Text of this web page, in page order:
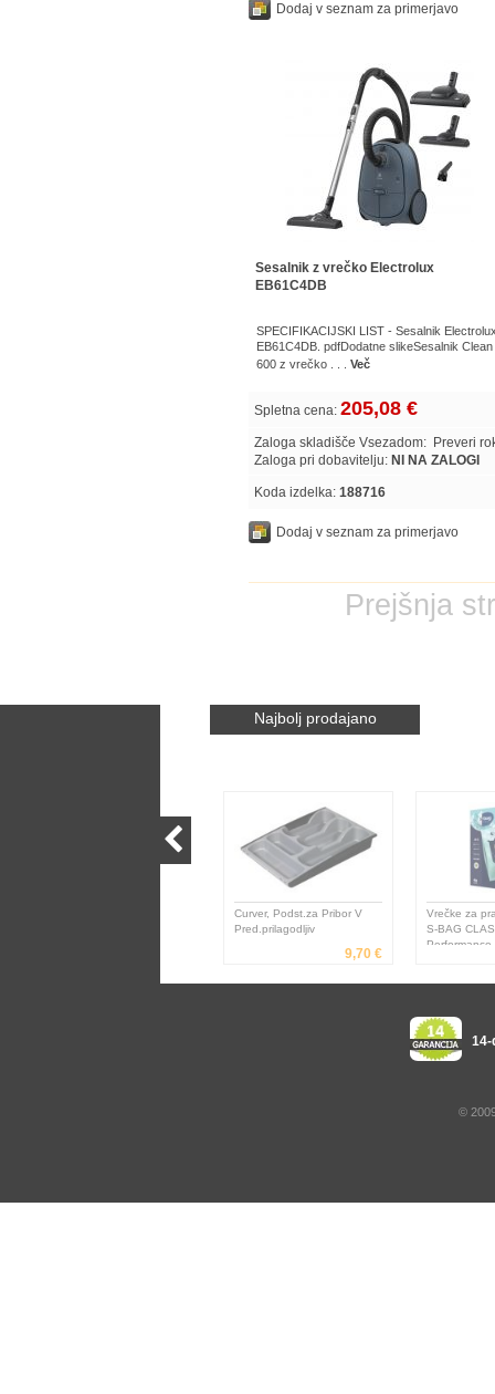
Dodaj v seznam za primerjavo
Sesalnik z vrečko Electrolux
EB61C4DB
SPECIFIKACIJSKI LIST - Sesalnik
EB61C4DB. pdfDodatne slikeSesalnik Clean
600 z vrečko . . . Več
Spletna cena: 205,08 €
Zaloga skladišče Vsezadom: Preveri
Zaloga pri dobavitelju: NI NA ZALOGI
Koda izdelka: 188716
Dodaj v seznam za primerjavo
Prejšnja
Najbolj prodajano
Curver, Podst.za Pribor V
Pred.prilagodljiv
9,70 €
Vrečke za
S-BAG
Performance
14-
©